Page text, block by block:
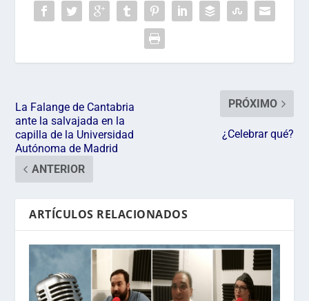
La Falange de Cantabria
ante la salvajada en la
capilla de la Universidad
Autónoma de Madrid
ANTERIOR
PRÓXIMO
¿Celebrar qué?
ARTÍCULOS RELACIONADOS